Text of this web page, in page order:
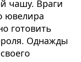
чашу. Враги
ювелира
готовить
Однажды